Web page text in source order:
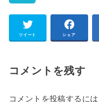
ツイート シェア
コメントを残す
コメントを投稿するには